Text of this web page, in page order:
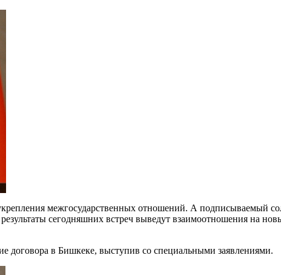
межгосударственных отношений. А подписываемый
сегодняшних встреч выведут взаимоотношения на
в Бишкеке, выступив со специальными заявлениями.